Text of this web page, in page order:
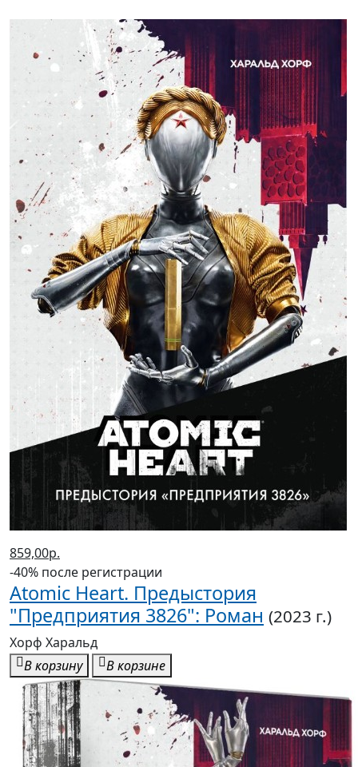
859,00р.
-40% после регистрации
Atomic Heart. Предыстория
"Предприятия 3826": Роман (2023 г.)
Хорф Харальд
В корзину
В корзине